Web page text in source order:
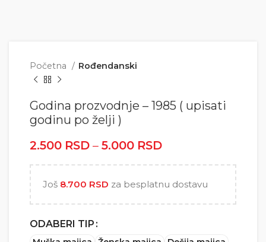
Početna Rođendanski
Godina prozvodnje – 1985 ( upisati
godinu po želji )
2.500 RSD – 5.000 RSD
Još 8.700 RSD za besplatnu dostavu
ODABERI TIP